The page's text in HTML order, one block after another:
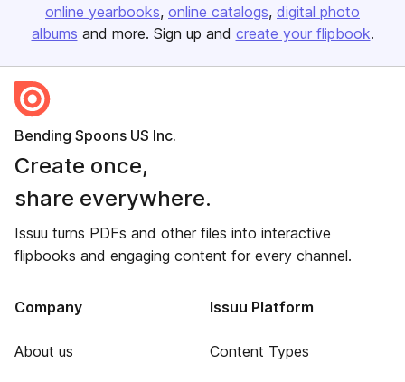
online yearbooks online catalogs digital photo
albums and more. Sign up and create your flipbook.
Bending Spoons US Inc.
Create once,
share everywhere.
Issuu turns PDFs and other files into interactive
flipbooks and engaging content for every channel.
Company
About us
Issuu Platform
Content Types